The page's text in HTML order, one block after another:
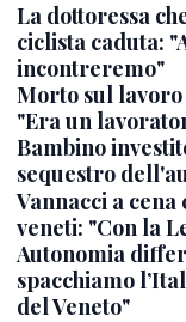
La dottoressa
ciclista caduta:
incontreremo"
Morto sul
"Era un
Bambino
sequestro
Vannacci a
veneti: "Con la
Autonomia
spacchiamo
del Veneto"